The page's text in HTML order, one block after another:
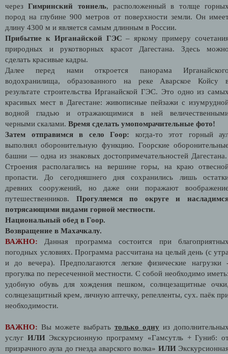
через Гимринский тоннель, расположенный в толще
пород на глубине 900 метров от поверхности земли. Он
длину 4300 м и является самым длинным в России.
Прибытие к Ирганайской ГЭС – яркому примеру
природных и рукотворных красот Дагестана. Здесь
сделать красивые кадры.
Далее перед нами откроется панорама
водохранилища, образованного на реке Аварское Койсу
результате строительства Ирганайской ГЭС. Это одно из
красивых мест в Дагестане: живописные пейзажи с
водной гладью и отражающимися в ней
черными скалами. Время сделать умопомрачительные фото!
Затем отправимся в село Гоор: когда-то этот горный
выполнял оборонительную функцию. Гоорские
башни — одна из знаковых достопримечательностей
Строения располагались на вершине горы, на краю
пропасти. До сегодняшнего дня сохранились лишь
древних сооружений, но даже они поражают
путешественников. Прогуляемся по округе и
потрясающими видами горной местности.
Национальный обед в Гоор.
Возвращение в Махачкалу.
ВАЖНО: Данная программа состоится при
погодных условиях. Программа рассчитана на целый день (с
и до вечера). Предполагаются легкие физические нагрузки
прогулка по пересеченной местности. С собой необходимо
удобную обувь для хождения пешком, солнцезащитные
солнцезащитный крем, личную аптечку, репелленты, сух. паёк
необходимости.
ВАЖНО: Вы можете выбрать только одну из
услуг ИЛИЭкскурсионную программу «Гамсутль + Гуниб:
призрачного аула до гнезда аварского волка» ИЛИ